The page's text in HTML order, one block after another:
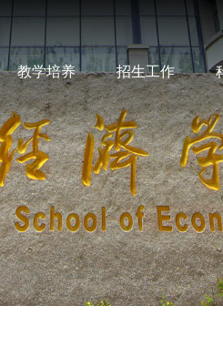
教学培养 招生工作